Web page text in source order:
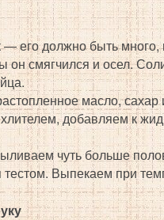
его должно быть много,
он смягчился и осел.
масло,
добавляем к
чуть больше
Выпекаем при